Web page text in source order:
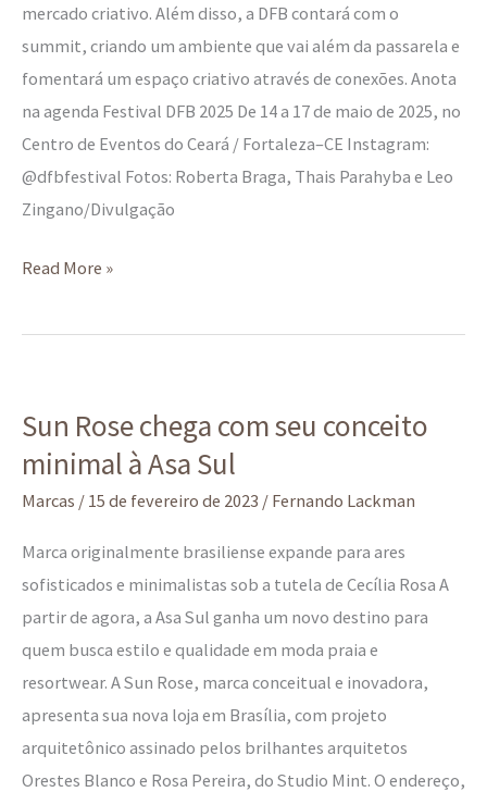
mercado criativo. Além disso, a DFB contará com o
summit, criando um ambiente que vai além da passarela e
fomentará um espaço criativo através de conexões. Anota
na agenda Festival DFB 2025 De 14 a 17 de maio de 2025, no
Centro de Eventos do Ceará / Fortaleza–CE Instagram:
@dfbfestival Fotos: Roberta Braga, Thais Parahyba e Leo
Zingano/Divulgação
Read More »
Sun Rose chega com seu conceito
minimal à Asa Sul
Marcas / 15 de fevereiro de 2023 / Fernando Lackman
Marca originalmente brasiliense expande para ares
sofisticados e minimalistas sob a tutela de Cecília Rosa A
partir de agora, a Asa Sul ganha um novo destino para
quem busca estilo e qualidade em moda praia e
resortwear. A Sun Rose, marca conceitual e inovadora,
apresenta sua nova loja em Brasília, com projeto
arquitetônico assinado pelos brilhantes arquitetos
Orestes Blanco e Rosa Pereira, do Studio Mint. O endereço,
Rose
chega
com
conceito
minimal
à
Asa
Sul